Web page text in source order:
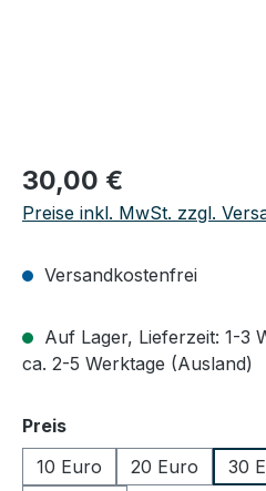
Regulärer Preis:
30,00 €
Preise inkl. MwSt. zzgl.
Versandkostenfrei
Auf Lager, Lieferzeit: 1-3
ca. 2-5 Werktage (Ausland)
Preisauswählen
10 Euro
20 Euro 30